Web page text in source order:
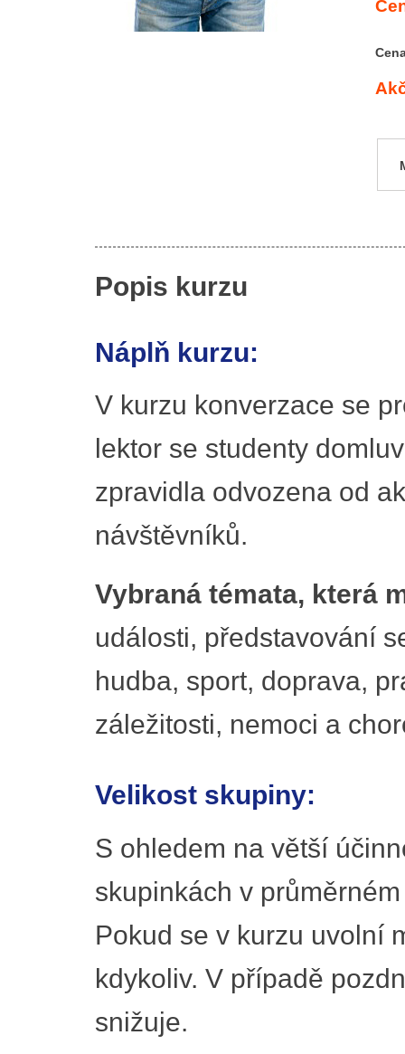
Popis kurzu
Náplň kurzu:
V kurzu konverzace se
lektor se studenty
zpravidla odvozena od
návštěvníků.
Vybraná témata, která
události, představování
hudba, sport, doprava,
záležitosti, nemoci a
Velikost skupiny:
S ohledem na větší
skupinkách v
Pokud se v kurzu uvolní
kdykoliv. V případě
snižuje.